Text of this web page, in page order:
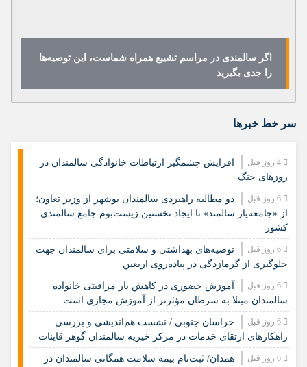
اگر سالمندی در مراسم تشییع همراه شماست، این توصیه‌ها
را جدی بگیرید
سر خط خبرها
افزایش چشمگیر ارتباطات خانوادگی سالمندان در
روزهای جنگ
دو مطالبه راهبردی سالمندان بوشهر از وزیر تعاون؛
از «جامعه‌یار سالمند» تا ایجاد نخستین زیست‌بوم جامع سالمندی
کشور
️توصیه‌های بهداشتی و سلامتی برای سالمندان جهت
جلوگیری از گرمازدگی در پیاده‌روی اربعین
آموزش حضوری در کاهش بار مراقبتی خانواده
سالمندان مبتلا به سرطان مؤثرتر از آموزش مجازی است
خراسان جنوبی / نشست هم‌اندیشی و بررسی
راهکارهای ارتقای خدمات در مرکز خیریه سالمندان گوهر قاینات
همدان/ ثبت‌نام بیمه سلامت همگانی سالمندان در